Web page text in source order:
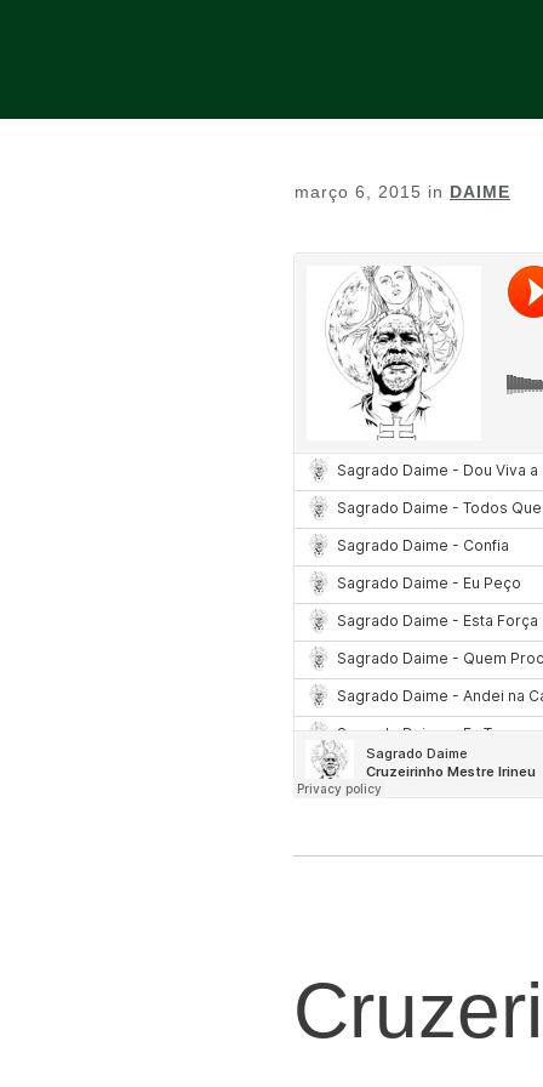
março 6, 2015 in DAIME